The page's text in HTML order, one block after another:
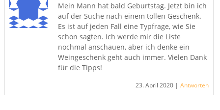
Mein Mann hat bald Geburtstag. Jetzt bin ich
auf der Suche nach einem tollen Geschenk.
Es ist auf jeden Fall eine Typfrage, wie Sie
schon sagten. Ich werde mir die Liste
nochmal anschauen, aber ich denke ein
Weingeschenk geht auch immer. Vielen Dank
für die Tipps!
Antworten
23. April 2020 |